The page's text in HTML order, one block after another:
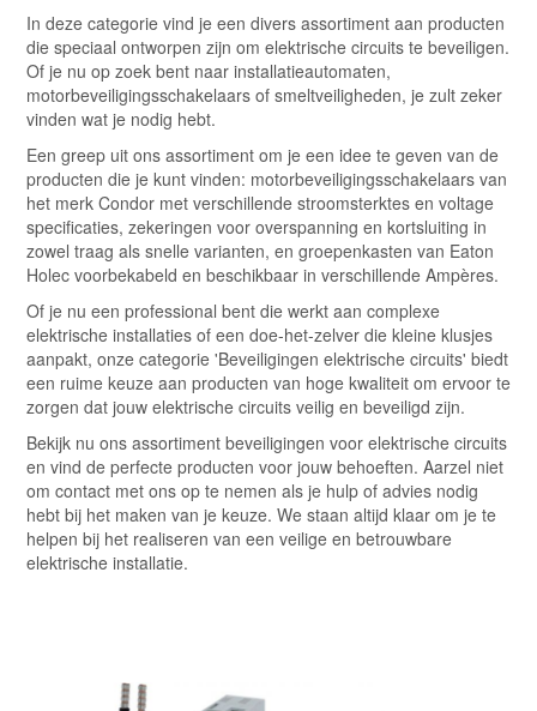
In deze categorie vind je een divers assortiment aan producten
die speciaal ontworpen zijn om elektrische circuits te beveiligen.
Of je nu op zoek bent naar installatieautomaten,
motorbeveiligingsschakelaars of smeltveiligheden, je zult zeker
vinden wat je nodig hebt.
Een greep uit ons assortiment om je een idee te geven van de
producten die je kunt vinden: motorbeveiligingsschakelaars van
het merk Condor met verschillende stroomsterktes en voltage
specificaties, zekeringen voor overspanning en kortsluiting in
zowel traag als snelle varianten, en groepenkasten van Eaton
Holec voorbekabeld en beschikbaar in verschillende Ampères.
Of je nu een professional bent die werkt aan complexe
elektrische installaties of een doe-het-zelver die kleine klusjes
aanpakt, onze categorie 'Beveiligingen elektrische circuits' biedt
een ruime keuze aan producten van hoge kwaliteit om ervoor te
zorgen dat jouw elektrische circuits veilig en beveiligd zijn.
Bekijk nu ons assortiment beveiligingen voor elektrische circuits
en vind de perfecte producten voor jouw behoeften. Aarzel niet
om contact met ons op te nemen als je hulp of advies nodig
hebt bij het maken van je keuze. We staan altijd klaar om je te
helpen bij het realiseren van een veilige en betrouwbare
elektrische installatie.